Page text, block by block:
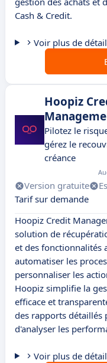
Cash & Credit.
Voir plus de
Hoopiz
Pilotez le
gérez le
créance
Version gratuite
Tarif sur demande
Hoopiz Credit
solution de
et des fonctionnalités
automatiser les
personnaliser les
Hoopiz simplifie la
efficace et
des rapports détaillés
d'analyser les
Voir plus de